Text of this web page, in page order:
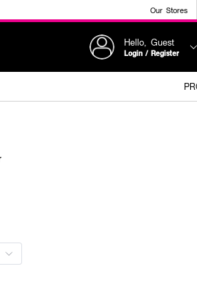
Our Stores
Hello, Guest
Login / Register